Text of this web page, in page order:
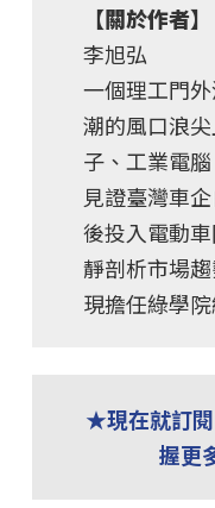
【關於作者】
李旭弘
一個理工門
潮的風口浪
子、工業電
見證臺灣車
後投入電動
靜剖析市場
現擔任綠學
★現在就訂閱
握更